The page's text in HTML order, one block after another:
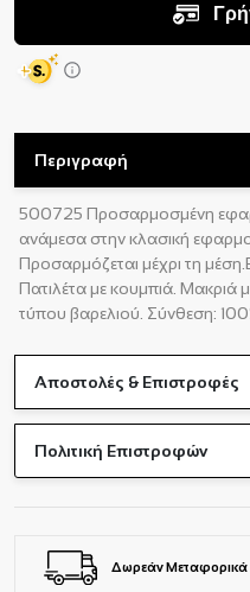
Περιγραφή
500725 Προσαρμοσμένη
ανάμεσα στην κλασική
Προσαρμόζεται μέχρι τη
Πατιλέτα με κουμπιά. Μακριά
τύπου βαρελιού. Σύνθεση:
Αποστολές & Επιστροφές
Πολιτική Επιστροφών
Δωρεάν Μεταφορικά